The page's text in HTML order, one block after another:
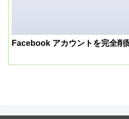
Facebook アカウントを完全削